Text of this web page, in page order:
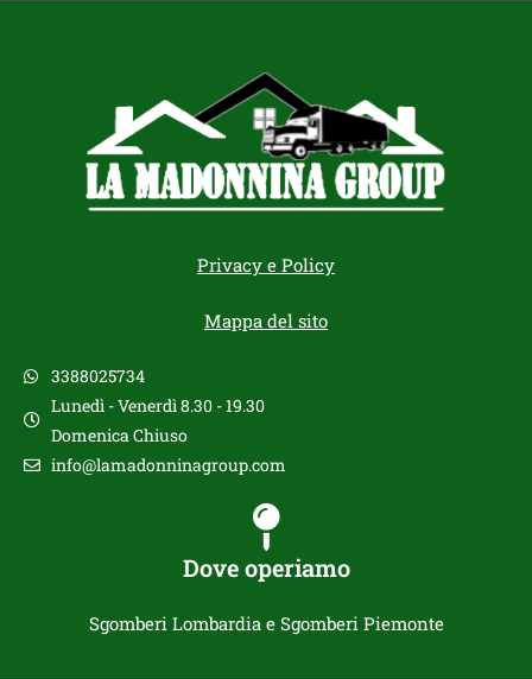
Privacy e Policy
Mappa del sito
3388025734
Lunedì - Venerdì 8.30 - 19.30
Domenica Chiuso
info@lamadonninagroup.com
Dove operiamo
Sgomberi Lombardia e Sgomberi Piemonte